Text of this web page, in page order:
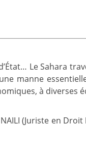
Le Sahara
manne
à diverses
(Juriste en